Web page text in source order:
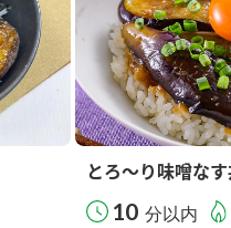
とろ～り味噌な
10 分以内